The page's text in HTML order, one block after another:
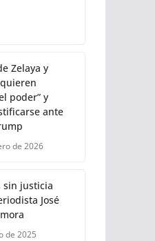
Zelaya y
poder” y
ante
de 2026
sin justicia
José
de 2025